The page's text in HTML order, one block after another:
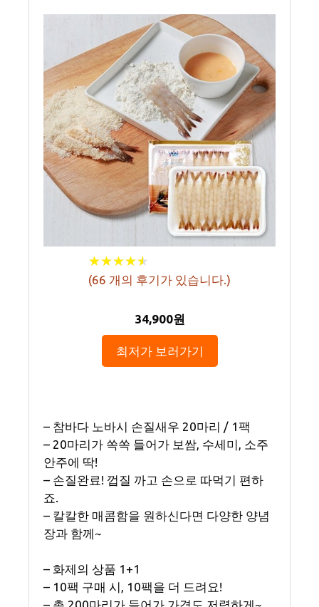
★★★★★
★★★★★
(66 개의 후기가 있습니다.)
34,900원
최저가 보러가기
– 참바다 노바시 손질새우 20마리 / 1팩
– 20마리가 쏙쏙 들어가 보쌈, 수세미, 소주
안주에 딱!
– 손질완료! 껍질 까고 손으로 따먹기 편하
죠.
– 칼칼한 매콤함을 원하신다면 다양한 양념
장과 함께~
– 화제의 상품 1+1
– 10팩 구매 시, 10팩을 더 드려요!